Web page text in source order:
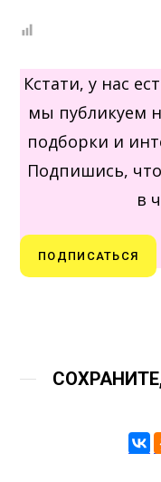
Кстати, у нас
мы публикуем
подборки и
Подпишись,
в
ПОДПИСАТЬСЯ